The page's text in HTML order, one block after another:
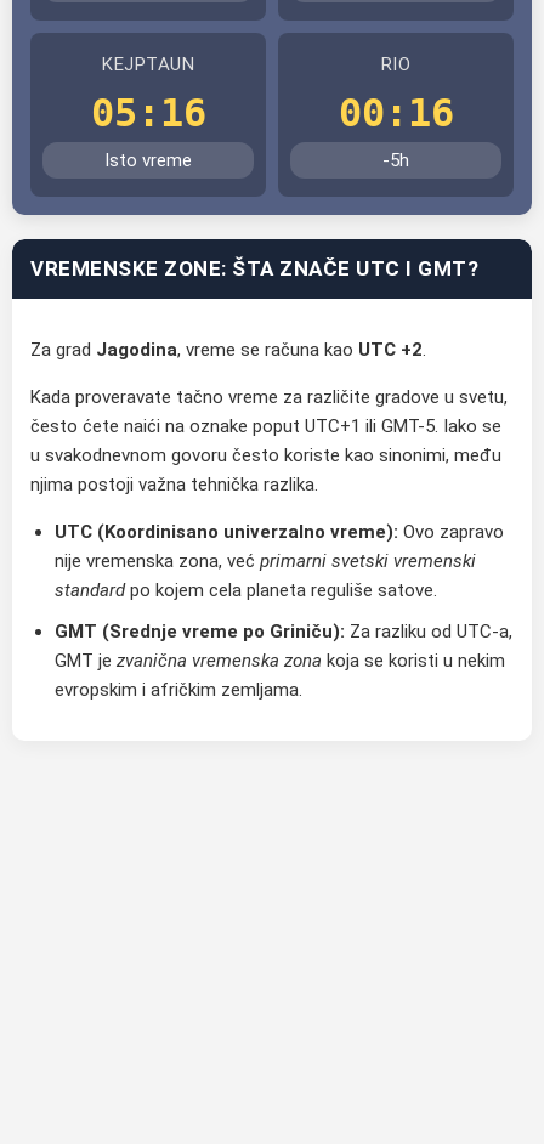
KEJPTAUN
05:16
Isto vreme
RIO
00:16
-5h
VREMENSKE ZONE: ŠTA ZNAČE UTC I GMT?
Za grad Jagodina, vreme se računa kao UTC +2.
Kada proveravate tačno vreme za različite gradove u svetu,
često ćete naići na oznake poput UTC+1 ili GMT-5. Iako se
u svakodnevnom govoru često koriste kao sinonimi, među
njima postoji važna tehnička razlika.
UTC (Koordinisano univerzalno vreme): Ovo zapravo
nije vremenska zona, već primarni svetski vremenski
standardpo kojem cela planeta reguliše satove.
GMT (Srednje vreme po Griniču): Za razliku od UTC-a,
GMT je zvanična vremenska zona koja se koristi u nekim
evropskim i afričkim zemljama.